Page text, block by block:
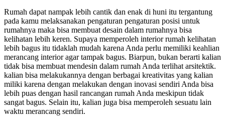
Rumah dapat nampak lebih cantik dan enak di huni itu tergantung
pada kamu melaksanakan pengaturan pengaturan posisi untuk
rumahnya maka bisa membuat desain dalam rumahnya bisa
kelihatan lebih keren. Supaya memperoleh interior rumah kelihatan
lebih bagus itu tidaklah mudah karena Anda perlu memiliki keahlian
merancang interior agar tampak bagus. Biarpun, bukan berarti kalian
tidak bisa membuat mendesin dalam rumah Anda terlihat arsitektik.
kalian bisa melakukannya dengan berbagai kreativitas yang kalian
miliki karena dengan melakukan dengan inovasi sendiri Anda bisa
lebih puas dengan hasil rancangan rumah Anda meskipun tidak
sangat bagus. Selain itu, kalian juga bisa memperoleh sesuatu lain
waktu merancang sendiri.